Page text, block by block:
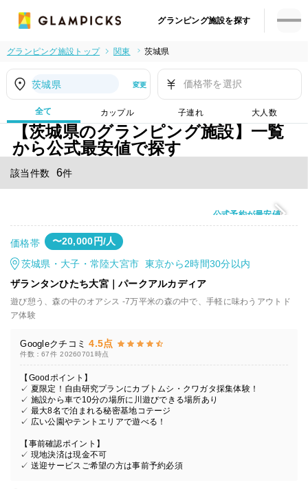
グランピング施設を探す
グランピング施設トップ 関東 茨城県
茨城県 変更 価格帯を選択
全て カップル 子連れ 大人数
【茨城県のグランピング施設】一覧
から公式最安値で探す
該当件数 6件
公式予約が最安値
価格帯 〜20,000円/人
茨城県・大子・常陸大宮市 東京から2時間30分以内
ザランタンひたち大宮｜パークアルカディア
遊び憩う、森の中のオアシス -7万平米の森の中で、手軽に味わうアウトド
ア体験
Googleクチコミ 4.5点
件数：67件 20260701時点
【Goodポイント】
✓ 夏限定！自由研究プランにカブトムシ・クワガタ採集体験！
✓ 施設から車で10分の場所に川遊びできる場所あり
✓ 最大8名で泊まれる秘密基地コテージ
✓ 広い公園やテントエリアで遊べる！
【事前確認ポイント】
✓ 現地決済は現金不可
✓ 送迎サービスご希望の方は事前予約必須